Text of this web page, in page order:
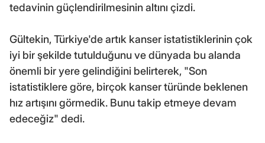
tedavinin güçlendirilmesinin altını çizdi.
Gültekin, Türkiye'de artık kanser istatistiklerinin çok
iyi bir şekilde tutulduğunu ve dünyada bu alanda
önemli bir yere gelindiğini belirterek, "Son
istatistiklere göre, birçok kanser türünde beklenen
hız artışını görmedik. Bunu takip etmeye devam
edeceğiz" dedi.